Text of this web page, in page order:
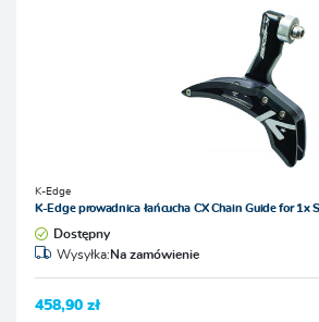
K-Edge
K-Edge prowadnica łańcucha CX Chain Guide for 1x
Dostępny
Wysyłka:Na zamówienie
458,90 zł